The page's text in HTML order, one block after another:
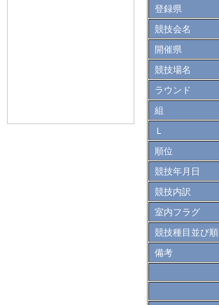
登録県
競技会名
開催県
競技場名
ラウンド
組
Ｌ
順位
競技年月日
競技内訳
室内フラグ
競技種目並び順
備考